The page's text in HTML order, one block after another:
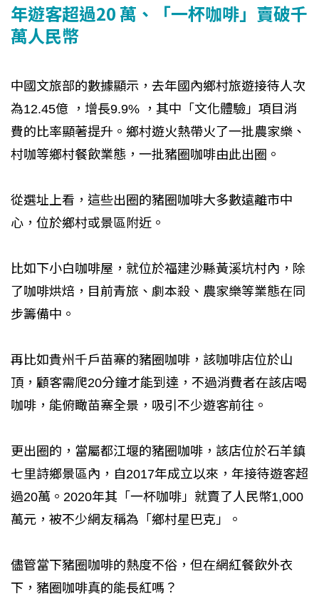
年遊客超過20 萬、「一杯咖啡」賣破千
萬人民幣
中國文旅部的數據顯示，去年國內鄉村旅遊接待人次
為12.45億 ，增長9.9% ，其中「文化體驗」項目消
費的比率顯著提升。鄉村遊火熱帶火了一批農家樂、
村咖等鄉村餐飲業態，一批豬圈咖啡由此出圈。
從選址上看，這些出圈的豬圈咖啡大多數遠離市中
心，位於鄉村或景區附近。
比如下小白咖啡屋，就位於福建沙縣黃溪坑村內，除
了咖啡烘焙，目前青旅、劇本殺、農家樂等業態在同
步籌備中。
再比如貴州千戶苗寨的豬圈咖啡，該咖啡店位於山
頂，顧客需爬20分鐘才能到達，不過消費者在該店喝
咖啡，能俯瞰苗寨全景，吸引不少遊客前往。
更出圈的，當屬都江堰的豬圈咖啡，該店位於石羊鎮
七里詩鄉景區內，自2017年成立以來，年接待遊客超
過20萬。2020年其「一杯咖啡」就賣了人民幣1,000
萬元，被不少網友稱為「鄉村星巴克」。
儘管當下豬圈咖啡的熱度不俗，但在網紅餐飲外衣
下，豬圈咖啡真的能長紅嗎？